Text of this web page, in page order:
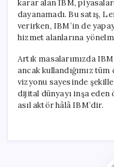
karar alan IBM,
dayanamadı. Bu satış,
verirken, IBM’in de
hizmet alanlarına
Artık masalarımızda
ancak kullandığımız
vizyonu sayesinde
dijital dünyayı inşa eden
asıl aktör hâlâ IBM’dir.